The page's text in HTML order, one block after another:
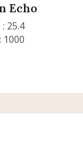
Echo
25.4
1000